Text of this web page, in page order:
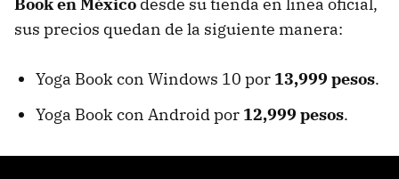
sus precios quedan de la siguiente manera:
Yoga Book con Windows 10 por 13,999 pesos.
Yoga Book con Android por 12,999 pesos.